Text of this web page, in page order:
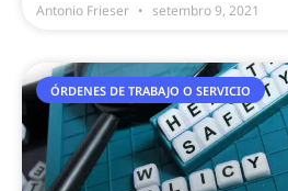
Antonio Frieser setembro 9, 2021
ÓRDENES DE TRABAJO O SERVICIO